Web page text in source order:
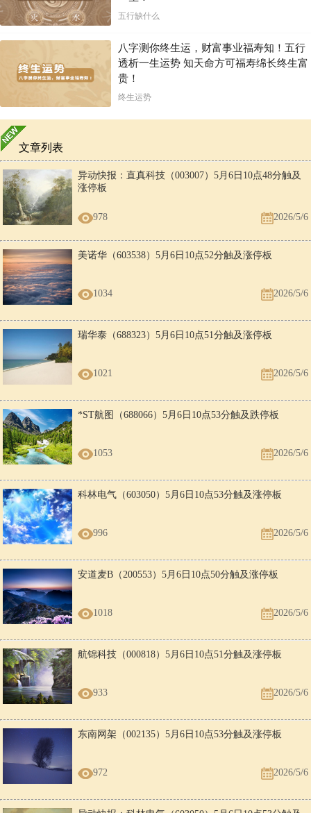
五行缺什么
八字测你终生运，财富事业福寿知！五行
透析一生运势 知天命方可福寿绵长终生富
贵！
终生运势
文章列表
异动快报：直真科技（003007）5月6日10点48分触及
涨停板
978 2026/5/6
美诺华（603538）5月6日10点52分触及涨停板
1034 2026/5/6
瑞华泰（688323）5月6日10点51分触及涨停板
1021 2026/5/6
*ST航图（688066）5月6日10点53分触及跌停板
1053 2026/5/6
科林电气（603050）5月6日10点53分触及涨停板
996 2026/5/6
安道麦B（200553）5月6日10点50分触及涨停板
1018 2026/5/6
航锦科技（000818）5月6日10点51分触及涨停板
933 2026/5/6
东南网架（002135）5月6日10点53分触及涨停板
972 2026/5/6